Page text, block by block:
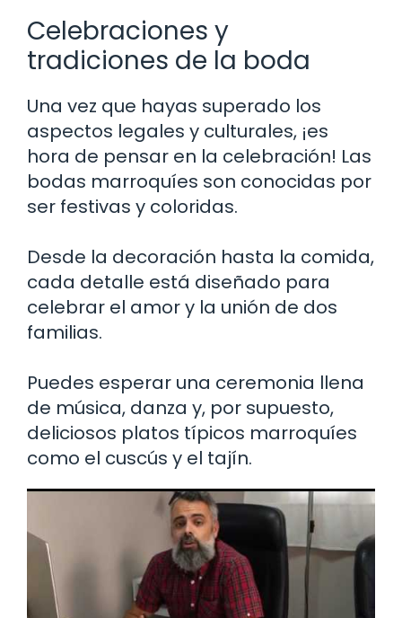
Celebraciones y
tradiciones de la boda
Una vez que hayas superado los
aspectos legales y culturales, ¡es
hora de pensar en la celebración! Las
bodas marroquíes son conocidas por
ser festivas y coloridas.
Desde la decoración hasta la comida,
cada detalle está diseñado para
celebrar el amor y la unión de dos
familias.
Puedes esperar una ceremonia llena
de música, danza y, por supuesto,
deliciosos platos típicos marroquíes
como el cuscús y el tajín.